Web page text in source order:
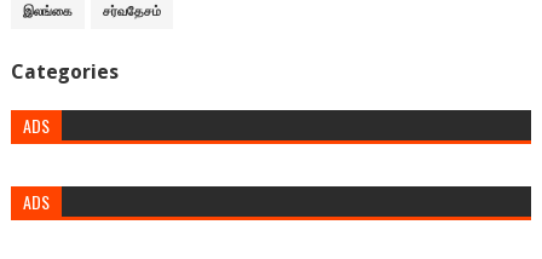
இலங்கை சர்வதேசம்
Categories
ADS
ADS